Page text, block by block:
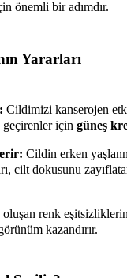
önemli bir adımdır.
Yararları
Cildimizi kanserojen
geçirenler için güneş
Cildin erken
cilt dokusunu
renk
kazandırır.